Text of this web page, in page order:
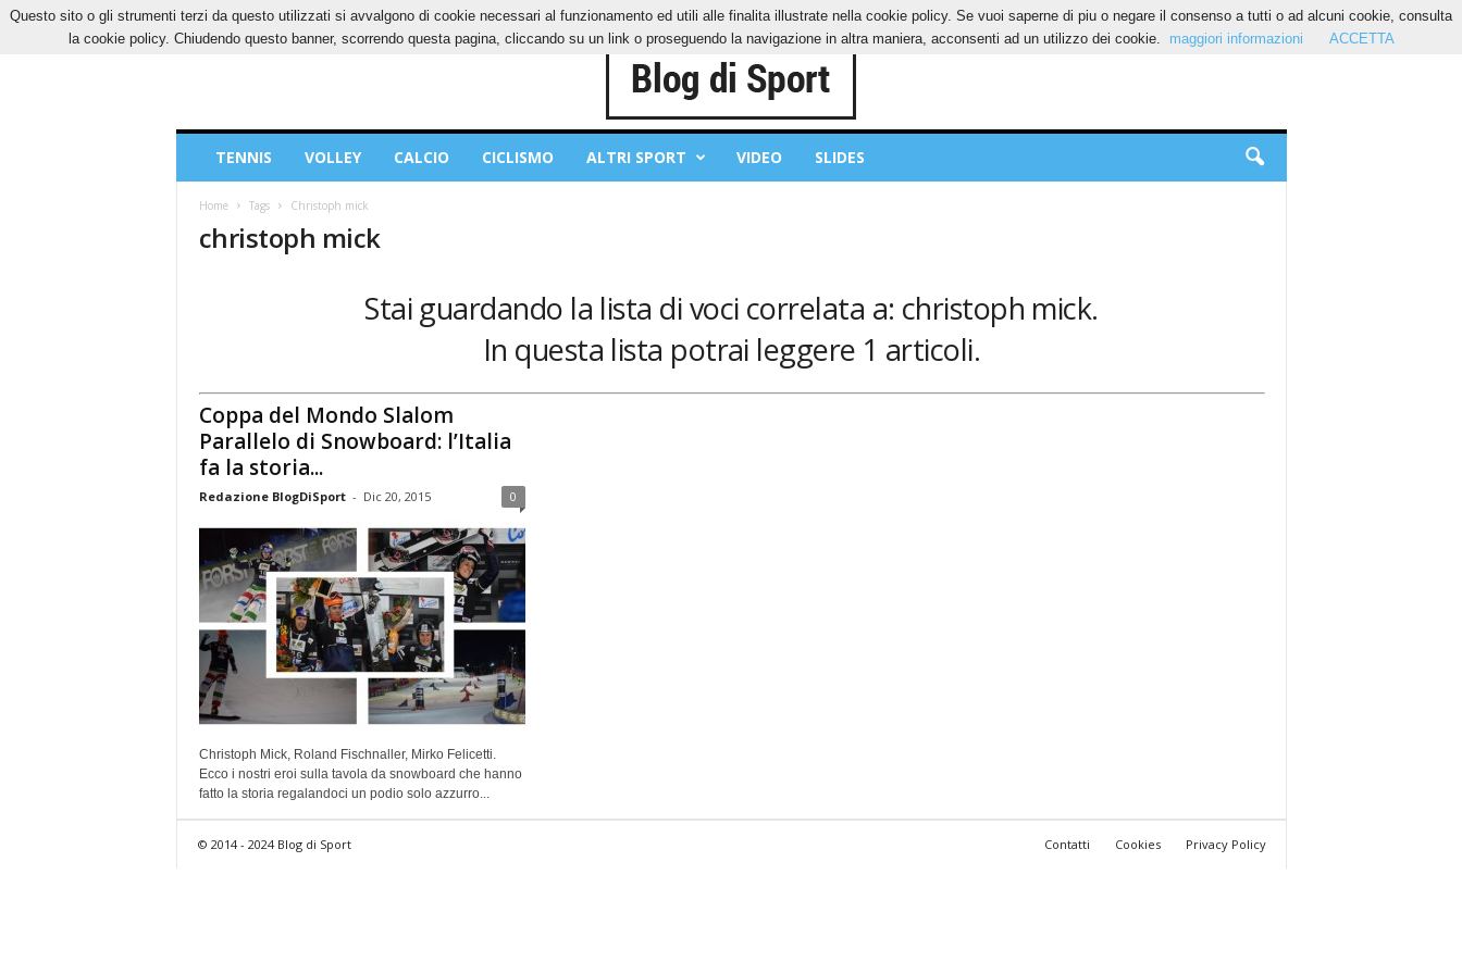
VENERDÌ, 7 AGOSTO 2026 CONTATTI COOKIES PRIVACY POLICY
Sport
TENNIS VOLLEY CALCIO CICLISMO ALTRI SPORT VIDEO SLIDES
Home Tags Christoph mick
christoph mick
Stai guardando la lista di voci correlata a: christoph mick.
In questa lista potrai leggere 1 articoli.
Coppa del Mondo Slalom
Parallelo di Snowboard: l’Italia
fa la storia...
Redazione BlogDiSport - Dic 20, 2015 0
Christoph Mick, Roland Fischnaller, Mirko Felicetti.
Ecco i nostri eroi sulla tavola da snowboard che hanno
fatto la storia regalandoci un podio solo azzurro...
Contatti Cookies Privacy Policy
© 2014 - 2024 Blog di Sport
Questo sito o gli strumenti terzi da questo utilizzati si avvalgono di cookie necessari al funzionamento ed utili alle finalita illustrate nella cookie policy. Se vuoi saperne di piu o negare il consenso a tutti o ad alcuni cookie, consulta
la cookie policy. Chiudendo questo banner, scorrendo questa pagina, cliccando su un link o proseguendo la navigazione in altra maniera, acconsenti ad un utilizzo dei cookie.
maggiori informazioni ACCETTA